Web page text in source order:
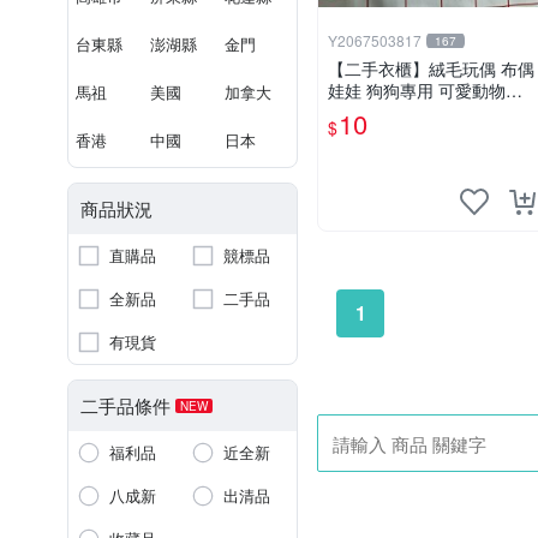
台東縣 澎湖縣 金門
馬祖 美國 加拿大
香港 中國 日本
商品狀況
直購品
競標品
全新品
二手品
有現貨
二手品條件 NEW
福利品
近全新
八成新
出清品
Y2067503817 167
【二手衣櫃】絨毛玩偶 布偶
娃娃 狗狗專用 可愛動物系
列 耐咬耐磨玩具 玩偶 粉紅
熊寵物玩具 1120929
$10
1